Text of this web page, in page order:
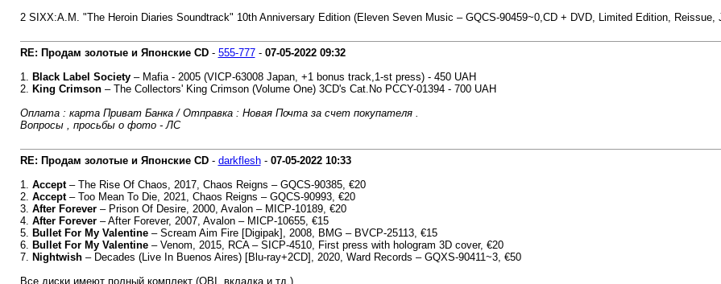
2 SIXX:A.M. "The Heroin Diaries Soundtrack" 10th Anniversary Edition (Eleven Seven Music – GQCS-90459~0,CD + DVD, Limited Edition, Reissue,
RE: Продам золотые и Японские CD- 555-777- 07-05-2022 09:32
1. Black Label Society‎– Mafia - 2005 (VICP-63008 Japan, +1 bonus track,1-st press) - 450 UAH
2. King Crimson‎– The Collectors' King Crimson (Volume One) 3CD's Cat.No PCCY-01394 - 700 UAH
Оплата : карта Приват Банка / Отправка : Новая Почта за счет покупателя .
Вопросы , просьбы о фото - ЛС
RE: Продам золотые и Японские CD- darkflesh- 07-05-2022 10:33
1. Accept‎– The Rise Of Chaos, 2017, Chaos Reigns – GQCS-90385, €20
2. Accept– Too Mean To Die, 2021, Chaos Reigns – GQCS-90993, €20
3. After Forever‎– Prison Of Desire, 2000, Avalon ‎– MICP-10189, €20
4. After Forever‎– After Forever, 2007, Avalon ‎– MICP-10655, €15
5. Bullet For My Valentine‎– Scream Aim Fire [Digipak], 2008, BMG ‎– BVCP-25113, €15
6. Bullet For My Valentine‎– Venom, 2015, RCA ‎– SICP-4510, First press with hologram 3D cover, €20
7. Nightwish– Decades (Live In Buenos Aires) [Blu-ray+2CD], 2020, Ward Records – GQXS-90411~3, €50
Все диски имеют полный комплект (OBI, вкладка и тд.)